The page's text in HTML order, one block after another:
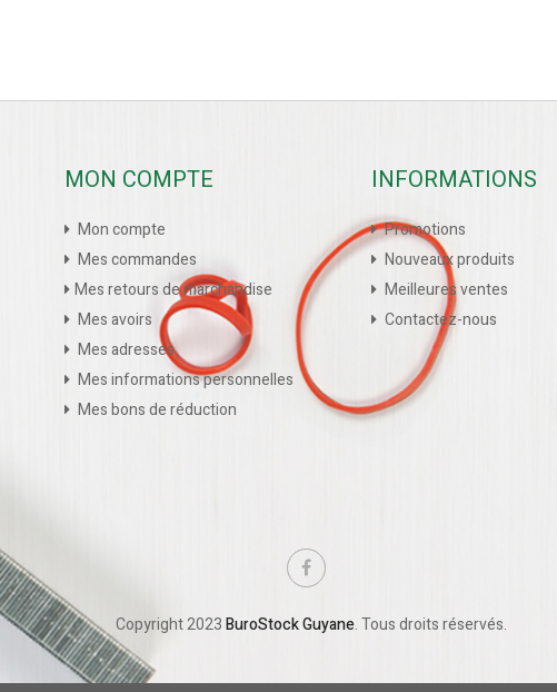
MON COMPTE
Mon compte
Mes commandes
Mes retours de marchandise
Mes avoirs
Mes adresses
Mes informations personnelles
Mes bons de réduction
INFORMATIONS
Promotions
Nouveaux produits
Meilleures ventes
Contactez-nous
Copyright 2023BuroStock Guyane. Tous droits réservés.